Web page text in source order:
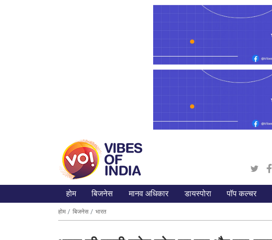
होम बिजनेस मानव अधिकार डायस्पोरा पॉप कल्चर
होम बिजनेस भारत